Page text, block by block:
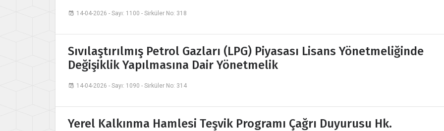
14-04-2026 - Sayı: 1100 - Sirküler No: 318
Sıvılaştırılmış Petrol Gazları (LPG) Piyasası Lisans Yönetmeliğinde
Değişiklik Yapılmasına Dair Yönetmelik
14-04-2026 - Sayı: 1090 - Sirküler No: 314
Yerel Kalkınma Hamlesi Teşvik Programı Çağrı Duyurusu Hk.